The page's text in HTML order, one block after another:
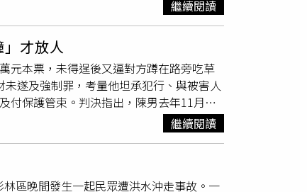
及雜木。同時，規劃於該易淹
工作做到最好，但面對極端氣候，倘若降
。例如，博愛街816巷道路權管單位為竹
全，後續若遇極端暴雨或颱風侵襲，將由
預防性封閉及公告道路封閉事宜，避免民
行經的民眾該處大雨時易積水；當颱風大
力配合相關事宜。工務處長戴志君補充建
生危險。此外，針對鳳山溪支線設置之鳳
位高漲時，會使支線排水無法導出，造成
通報機制，以利相關單位可即時執行道路
，馬上全校展開找人行動，但都不見男童
學校附近觀光景點「十二瀑布」，於是通
搜救犬迅速進駐現場；但由於學校坐落
覺反應，將搜尋熱點鎖定在校園南方，搜
許，才在十二瀑布下游發現男童，大量搜
醫仍宣告不治。針對校園安全防護漏洞，
懷疑男童可能是由此處推門離校。事發
該，對此感到非常抱歉」，並強調，未來
生地點「十二瀑布」是當地由鄉谷川分
客穿著救生衣的告示牌，但一旁也明文
繼續閱讀
才放人
元本票，未得逞後又逼對方蹲在路旁吃草
遂及強制罪，考量他坦承犯行、與被害人
付保護管束。判決指出，陳男去年11月凌
與對方談判。他先從車內拿出球棒恫嚇，
甚至撂話「三下就能把你的腳打斷」、
，企圖逼迫對方就範。由於情敵始終拒絕
聲「現在把草全吃了，放你走」、「那棵
，長達20至30分鐘後才獲准離開。事後，
繼續閱讀
區晚間發生一起民眾遭洪水沖走事故。一